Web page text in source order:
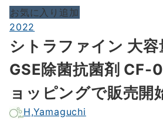
お気に入り追加
2022
シトラファイン 大
GSE除菌抗菌剤 CF-
ョッピングで販売開
H,Yamaguchi